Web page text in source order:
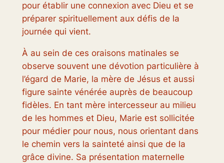
pour établir une connexion avec Dieu et se
préparer spirituellement aux défis de la
journée qui vient.
À au sein de ces oraisons matinales se
observe souvent une dévotion particulière à
l’égard de Marie, la mère de Jésus et aussi
figure sainte vénérée auprès de beaucoup
fidèles. En tant mère intercesseur au milieu
de les hommes et Dieu, Marie est sollicitée
pour médier pour nous, nous orientant dans
le chemin vers la sainteté ainsi que de la
grâce divine. Sa présentation maternelle